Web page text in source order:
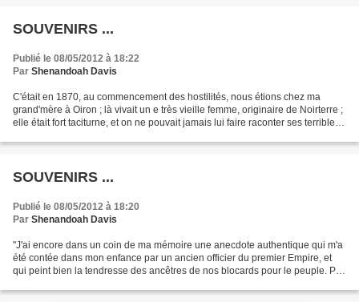
SOUVENIRS ...
Publié le 08/05/2012 à 18:22
Par Shenandoah Davis
C'était en 1870, au commencement des hostilités, nous étions chez ma
grand'mère à Oiron ; là vivait un e très vieille femme, originaire de Noirterre ;
elle était fort taciturne, et on ne pouvait jamais lui faire raconter ses terribles
SOUVENIRS ...
Publié le 08/05/2012 à 18:20
Par Shenandoah Davis
"J'ai encore dans un coin de ma mémoire une anecdote authentique qui m'a
été contée dans mon enfance par un ancien officier du premier Empire, et
qui peint bien la tendresse des ancêtres de nos blocards pour le peuple. Par